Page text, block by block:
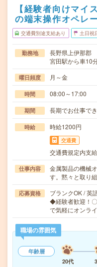
【経験者向けマイ
の端末操作オペレ
交通費別途支給あり 土日祝
勤務地
長野県上伊那郡
宮田駅から車10
曜日頻度 月～金
時間 08:00～17:00
期間 長期でお仕事で
時給 時給1200円
交通費
交通費規定内支給
仕事内容
金属製品の機械
す。黙々と取り
応募資格
ブランクOK / 英
◆経験者歓迎！
で気軽にオンラ
職場の雰囲気
年齢層
20代